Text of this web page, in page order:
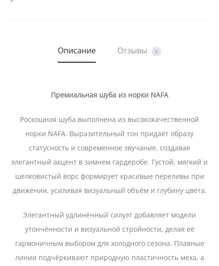
Описание Отзывы 0
Премиальная шуба из норки NAFA
Роскошная шуба выполнена из высококачественной
норки NAFA. Выразительный тон придаёт образу
статусность и современное звучание, создавая
элегантный акцент в зимнем гардеробе. Густой, мягкий и
шелковистый ворс формирует красивые переливы при
движении, усиливая визуальный объём и глубину цвета.
Элегантный удлинённый силуэт добавляет модели
утончённости и визуальной стройности, делая её
гармоничным выбором для холодного сезона. Плавные
линии подчёркивают природную пластичность меха, а